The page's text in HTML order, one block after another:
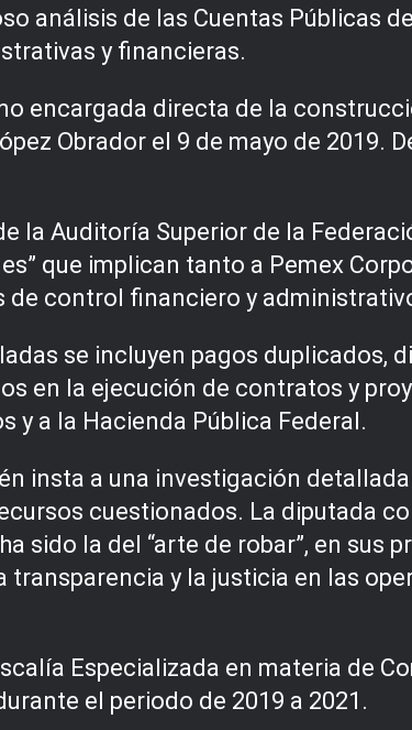
análisis de las Cuentas Públicas
y financieras.
encargada directa de la
Obrador el 9 de mayo de 2019.
la Auditoría Superior de la
que implican tanto a Pemex
de control financiero y
se incluyen pagos duplicados,
en la ejecución de contratos y
y a la Hacienda Pública Federal.
insta a una investigación
cuestionados. La diputada
sido la del “arte de robar”, en sus
y la justicia en las
Especializada en materia de
el periodo de 2019 a 2021.